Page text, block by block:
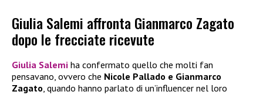
Giulia Salemi affronta Gianmarco Zagato
dopo le frecciate ricevute
Giulia Salemi ha confermato quello che molti fan
pensavano, ovvero che Nicole Pallado e Gianmarco
Zagato , quando hanno parlato di un’influencer nel loro